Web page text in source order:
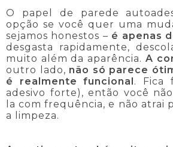
O papel de parede
opção se você quer uma
sejamos honestos – é apenas
desgasta rapidamente,
muito além da aparência. A
outro lado, não só parece
é realmente funcional. Fica
adesivo forte), então você
la com frequência, e não atrai
a limpeza.